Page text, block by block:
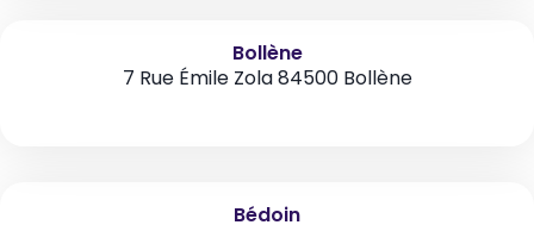
Bollène
7 Rue Émile Zola 84500 Bollène
Bédoin